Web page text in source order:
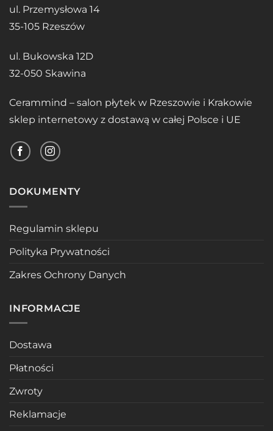
ul. Przemysłowa 14
35-105 Rzeszów
ul. Bukowska 12D
32-050 Skawina
Cerammind – salon płytek w Rzeszowie i Krakowie
sklep internetowy z dostawą w całej Polsce i UE
DOKUMENTY
Regulamin sklepu
Polityka Prywatności
Zakres Ochrony Danych
INFORMACJE
Dostawa
Płatności
Zwroty
Reklamacje